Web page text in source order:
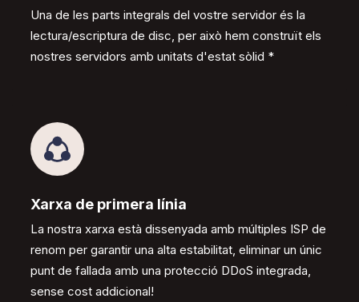
Una de les parts integrals del vostre servidor és la
lectura/escriptura de disc, per això hem construït els
nostres servidors amb unitats d'estat sòlid *
Xarxa de primera línia
La nostra xarxa està dissenyada amb múltiples ISP de
renom per garantir una alta estabilitat, eliminar un únic
punt de fallada amb una protecció DDoS integrada,
sense cost addicional!